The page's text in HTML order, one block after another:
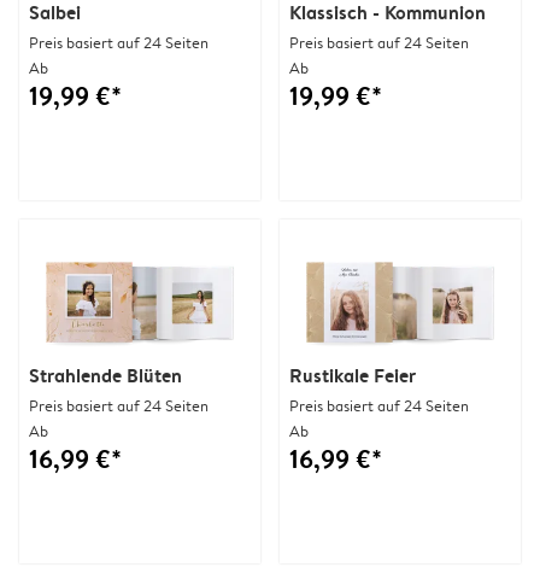
Rustikale Feier
Preis basiert auf 24 Seiten
Ab
16,99 €*
Strahlende Blüten
Preis basiert auf 24 Seiten
Ab
16,99 €*
Klassisch - Kommunion
Preis basiert auf 24 Seiten
Ab
19,99 €*
Salbei
Preis basiert auf 24 Seiten
Ab
19,99 €*